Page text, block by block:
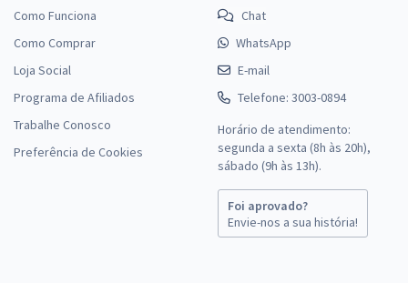
Como Funciona
Como Comprar
Loja Social
Programa de Afiliados
Trabalhe Conosco
Preferência de Cookies
Chat
WhatsApp
E-mail
Telefone: 3003-0894
Horário de atendimento:
segunda a sexta (8h às 20h),
sábado (9h às 13h).
Foi aprovado?
Envie-nos a sua história!